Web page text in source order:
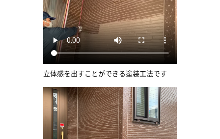
立体感を出すことができる塗装工法です